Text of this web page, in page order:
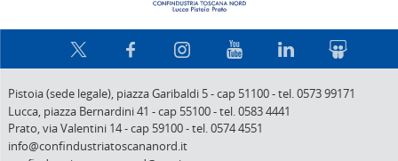
Pistoia (sede legale), piazza Garibaldi 5-cap 51100-tel. 0573 99171
Lucca, piazza Bernardini 41 -cap 55100-tel. 0583 4441
Prato,via Valentini 14-cap 59100-tel. 0574 4551
info@confindustriatoscananord.it